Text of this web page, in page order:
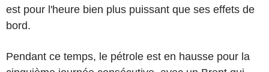
est pour l'heure bien plus puissant que ses effets de
bord.
Pendant ce temps, le pétrole est en hausse pour la